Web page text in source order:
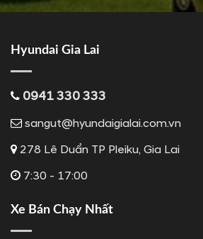
Hyundai Gia Lai
0941 330 333
sangut@hyundaigialai.com.vn
278 Lê Duẩn TP Pleiku, Gia Lai
7:30 - 17:00
Xe Bán Chạy Nhất